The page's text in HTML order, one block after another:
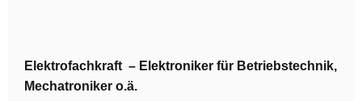
Elektrofachkraft – Elektroniker für Betriebstechnik,
Mechatroniker o.ä.